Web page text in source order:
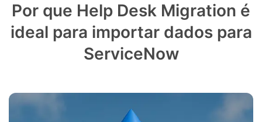
Por que Help Desk Migration é
ideal para importar dados para
ServiceNow